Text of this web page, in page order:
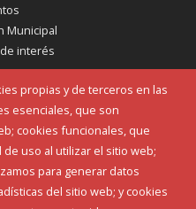
propias y de terceros en las
esenciales, que son
cookies funcionales, que
uso al utilizar el sitio web;
para generar datos
del sitio web; y cookies
Municipal
interés
WEB